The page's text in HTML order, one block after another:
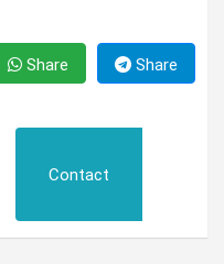
Share Share
Contact